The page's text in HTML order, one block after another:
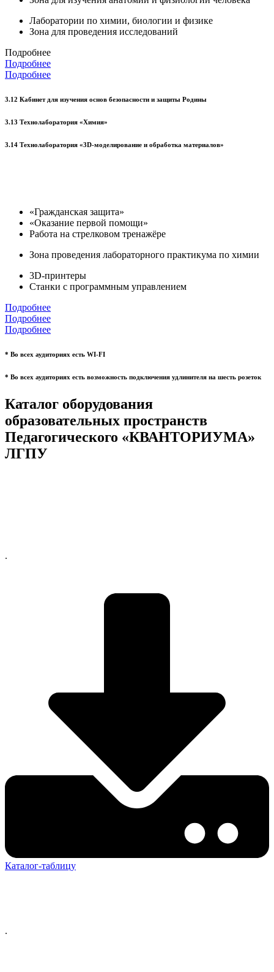
Лаборатории по химии, биологии и физике
Зона для проведения исследований
Подробнее
Подробнее
Подробнее
3.12 Кабинет для изучения основ безопасности и защиты Родины
3.13 Технолаборатория «Химия»
3.14 Технолаборатория «3D-моделирование и обработка материалов»
«Гражданская защита»
«Оказание первой помощи»
Работа на стрелковом тренажёре
Зона проведения лабораторного практикума по химии
3D-принтеры
Станки с программным управлением
Подробнее
Подробнее
Подробнее
* Во всех аудиториях есть WI-FI
* Во всех аудиториях есть возможность подключения удлинителя на шесть розеток
Каталог оборудования
образовательных пространств
Педагогического «КВАНТОРИУМА»
ЛГПУ
.
Каталог-таблицу
.